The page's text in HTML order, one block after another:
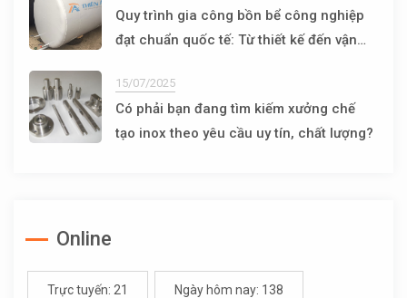
Quy trình gia công bồn bể công nghiệp
đạt chuẩn quốc tế: Từ thiết kế đến vận
15/07/2025
Có phải bạn đang tìm kiếm xưởng chế
tạo inox theo yêu cầu uy tín, chất lượng?
Online
Trực tuyến: 21 Ngày hôm nay: 138